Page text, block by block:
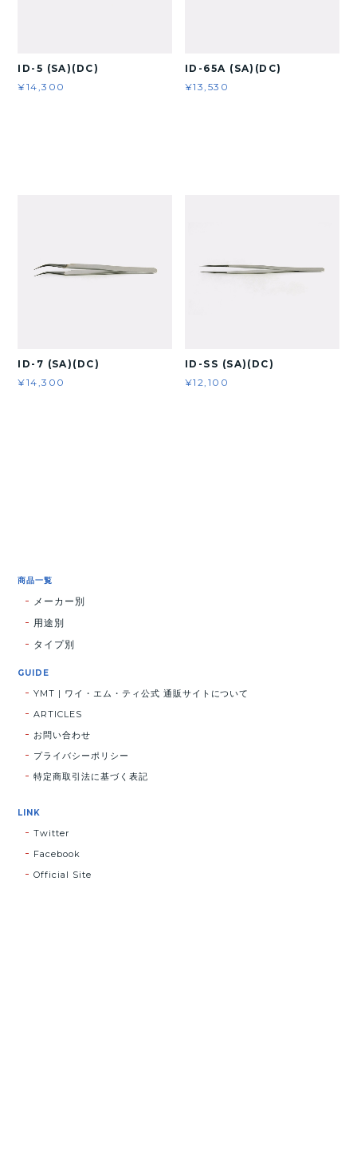
ID-5 (SA)(DC)
¥14,300
ID-65A (SA)(DC)
¥13,530
ID-7 (SA)(DC)
¥14,300
ID-SS (SA)(DC)
¥12,100
商品一覧
メーカー別
用途別
タイプ別
GUIDE
YMT | ワイ・エム・ティ公式 通販サイトについて
ARTICLES
お問い合わせ
プライバシーポリシー
特定商取引法に基づく表記
LINK
Twitter
Facebook
Official Site